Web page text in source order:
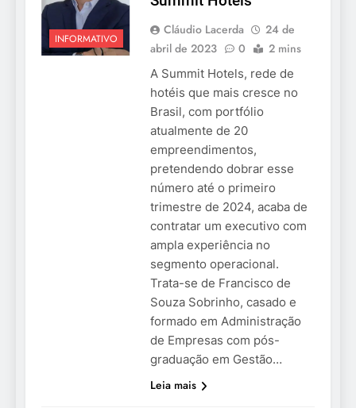
INFORMATIVO
Cláudio Lacerda
24 de
abril de 2023
0 2 mins
A Summit Hotels, rede de
hotéis que mais cresce no
Brasil, com portfólio
atualmente de 20
empreendimentos,
pretendendo dobrar esse
número até o primeiro
trimestre de 2024, acaba de
contratar um executivo com
ampla experiência no
segmento operacional.
Trata-se de Francisco de
Souza Sobrinho, casado e
formado em Administração
de Empresas com pós-
graduação em Gestão…
Leia mais